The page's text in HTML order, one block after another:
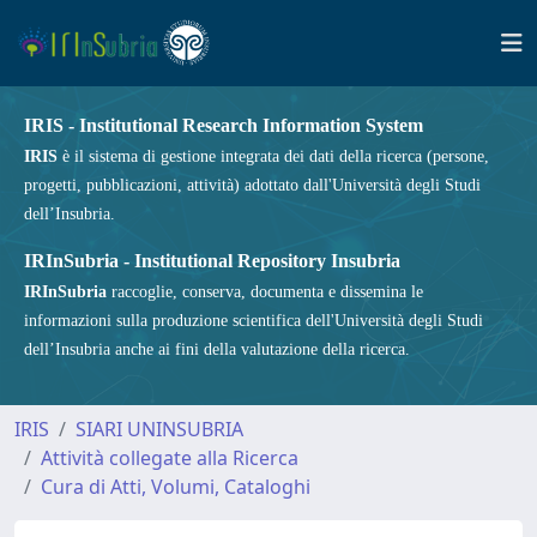
IRIS - Institutional Research Information System
IRIS è il sistema di gestione integrata dei dati della ricerca (persone,
progetti, pubblicazioni, attività) adottato dall'Università degli Studi
dell’Insubria.
IRInSubria - Institutional Repository Insubria
IRInSubria raccoglie, conserva, documenta e dissemina le
informazioni sulla produzione scientifica dell'Università degli Studi
dell’Insubria anche ai fini della valutazione della ricerca.
IRIS
SIARI UNINSUBRIA
Attività collegate alla Ricerca
Cura di Atti, Volumi, Cataloghi